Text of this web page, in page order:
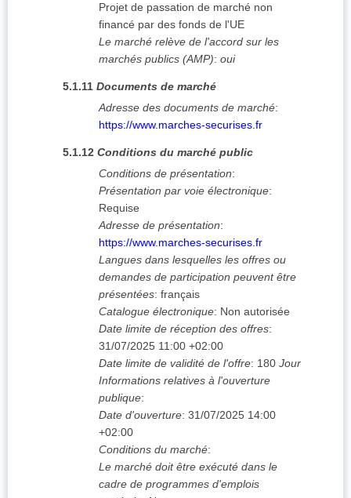
Projet de passation de marché non
financé par des fonds de l'UE
Le marché relève de l'accord sur les
marchés publics (AMP): oui
5.1.11 Documents de marché
Adresse des documents de marché:
https://www.marches-securises.fr
5.1.12 Conditions du marché public
Conditions de présentation:
Présentation par voie électronique:
Requise
Adresse de présentation:
https://www.marches-securises.fr
Langues dans lesquelles les offres ou
demandes de participation peuvent être
présentées: français
Catalogue électronique: Non autorisée
Date limite de réception des offres:
31/07/2025 11:00 +02:00
Date limite de validité de l'offre: 180 Jour
Informations relatives à l'ouverture
publique:
Date d'ouverture: 31/07/2025 14:00
+02:00
Conditions du marché:
Le marché doit être exécuté dans le
cadre de programmes d'emplois